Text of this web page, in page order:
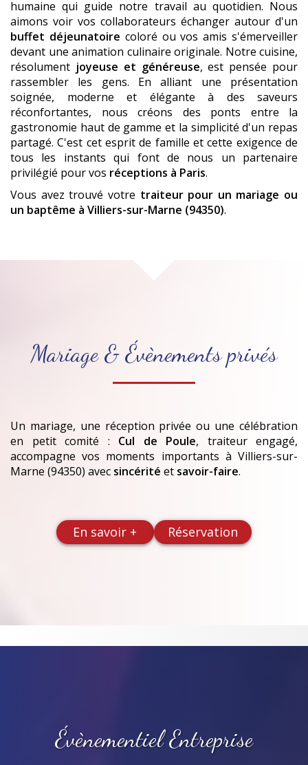
humaine qui guide notre travail au quotidien. Nous
aimons voir vos collaborateurs échanger autour d'un
buffet déjeunatoire coloré ou vos amis s'émerveiller
devant une animation culinaire originale. Notre cuisine,
résolument joyeuse et généreuse, est pensée pour
rassembler les gens. En alliant une présentation
soignée, moderne et élégante à des saveurs
réconfortantes, nous créons des ponts entre la
gastronomie haut de gamme et la simplicité d'un repas
partagé. C'est cet esprit de famille et cette exigence de
tous les instants qui font de nous un partenaire
privilégié pour vos réceptions à Paris.
Vous avez trouvé votre traiteur pour un mariage ou
un baptême à Villiers-sur-Marne (94350).
Mariage & Évènements privés
Un mariage, une réception privée ou une célébration
en petit comité : Cul de Poule, traiteur engagé,
accompagne vos moments importants à Villiers-sur-
Marne (94350) avec sincérité et savoir-faire.
En savoir + Réservation
Évènementiel Entreprise